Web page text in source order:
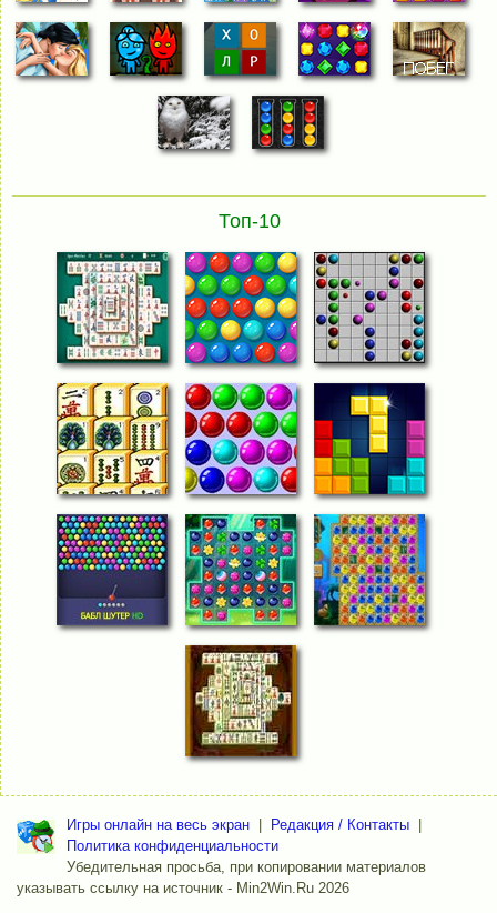
Топ-10
Игры онлайн на весь экран Редакция / Контакты
Политика конфиденциальности
Убедительная просьба, при копировании материалов
указывать ссылку на источник - Min2Win.Ru 2026